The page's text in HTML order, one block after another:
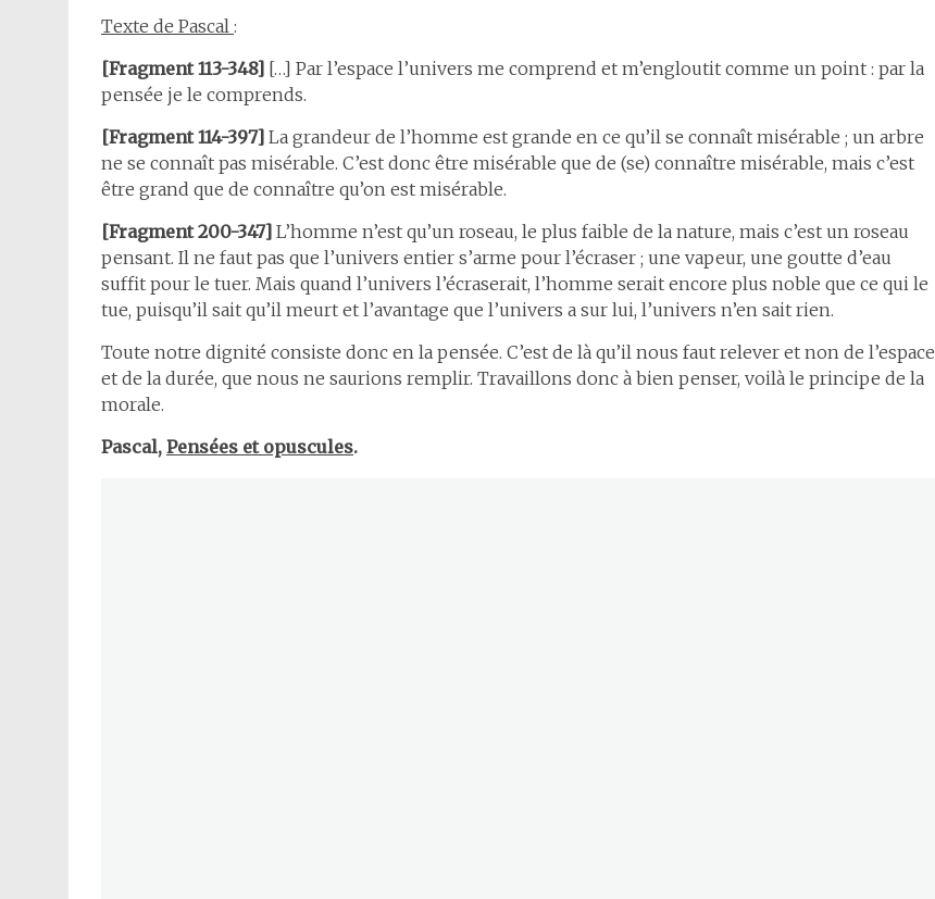
Texte de Pascal :
[Fragment 113-348] […] Par l’espace l’univers me comprend et m’engloutit comme un point : par la
pensée je le comprends.
[Fragment 114-397] La grandeur de l’homme est grande en ce qu’il se connaît misérable ; un arbre
ne se connaît pas misérable. C’est donc être misérable que de (se) connaître misérable, mais c’est
être grand que de connaître qu’on est misérable.
[Fragment 200-347] L’homme n’est qu’un roseau, le plus faible de la nature, mais c’est un roseau
pensant. Il ne faut pas que l’univers entier s’arme pour l’écraser ; une vapeur, une goutte d’eau
suffit pour le tuer. Mais quand l’univers l’écraserait, l’homme serait encore plus noble que ce qui le
tue, puisqu’il sait qu’il meurt et l’avantage que l’univers a sur lui, l’univers n’en sait rien.
Toute notre dignité consiste donc en la pensée. C’est de là qu’il nous faut relever et non de l’espace
et de la durée, que nous ne saurions remplir. Travaillons donc à bien penser, voilà le principe de la
morale.
Pascal, Pensées et opuscules.